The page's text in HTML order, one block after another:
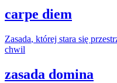
carpe diem
Zasada, której stara się
chwil
zasada domina